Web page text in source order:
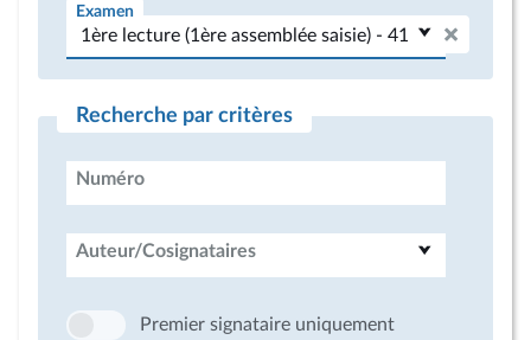
Examen
Recherche par critères
Numéro
Auteur/Cosignataires
Premier signataire uniquement